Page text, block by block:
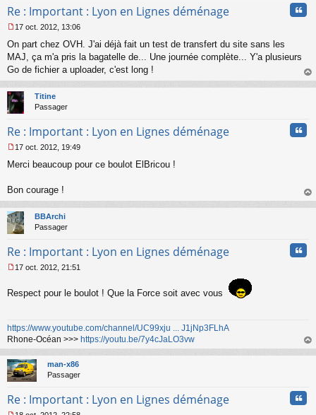
Re : Important : Lyon en Lignes déménage
e
s
s
g
e
n
n
u
17 oct. 2012, 13:06
On part chez OVH. J'ai déjà fait un test de transfert du site sans les
MAJ, ça m'a pris la bagatelle de... Une journée complète... Y'a plusieurs
Go de fichier a uploader, c'est long !
au
Titine
Passager
Re : Important : Lyon en Lignes déménage
e
s
g
e
n
n
u
17 oct. 2012, 19:49
Merci beaucoup pour ce boulot ElBricou !
Bon courage !
au
BBArchi
Passager
Re : Important : Lyon en Lignes déménage
s
g
e
n
o
n
l
17 oct. 2012, 21:51
Respect pour le boulot ! Que la Force soit avec vous
https://www.youtube.com/channel/UC99xju ... J1jNp3FLhA
Rhone-Océan >>> https://youtu.be/7y4cJaLO3vw
au
man-x86
Passager
Re : Important : Lyon en Lignes déménage